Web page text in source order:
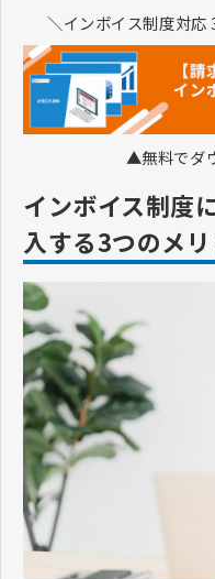
＼インボイス制度対応
▲無料でダ
インボイス制度
入する3つのメ